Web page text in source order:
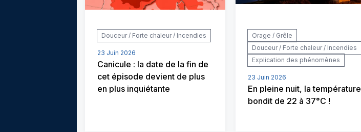
Douceur / Forte chaleur / Incendies
23 Juin 2026
Canicule : la date de la fin de
cet épisode devient de plus
en plus inquiétante
Orage / Grêle
Douceur / Forte chaleur / Incendies
Explication des phénomènes
23 Juin 2026
En pleine nuit, la température
bondit de 22 à 37°C !